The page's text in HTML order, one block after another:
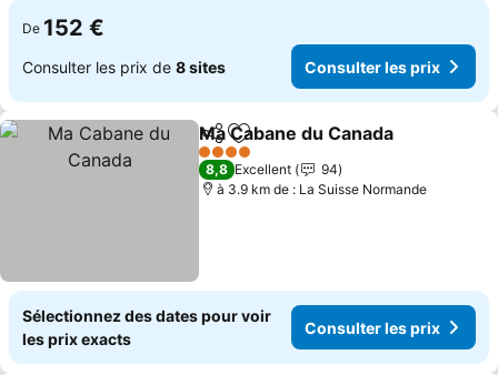
De 152 €
Consulter les prix de 8 sites Consulter les prix
PartagerAjouter à mes favoris
Ma Cabane du Canada
4 Étoiles
8,8 Excellent
94
à 3.9 km de : La Suisse Normande
Sélectionnez des dates pour voir
les prix exacts
Consulter les prix